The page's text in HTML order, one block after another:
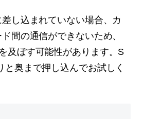
し込まれていない場合、カ
間の通信ができないため、
及ぼす可能性があります。S
と奥まで押し込んでお試しく